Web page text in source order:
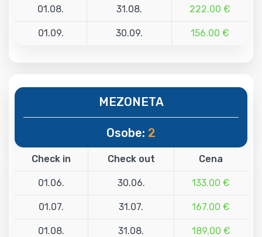
01.08. 31.08. 222.00 €
01.09. 30.09. 156.00 €
MEZONETA
Osobe: 2
Check in Check out Cena
01.06. 30.06. 133.00 €
01.07. 31.07. 167.00 €
01.08. 31.08. 189.00 €